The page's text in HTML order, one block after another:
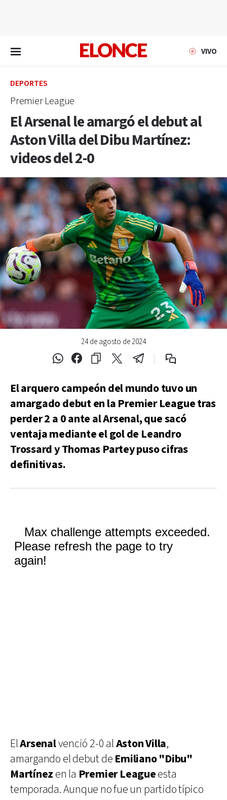
VIVO
DEPORTES
Premier League
El Arsenal le amargó el debut al
Aston Villa del Dibu Martínez:
videos del 2-0
24 de agosto de 2024
El arquero campeón del mundo tuvo un
amargado debut en la Premier League tras
perder 2 a 0 ante al Arsenal, que sacó
ventaja mediante el gol de Leandro
Trossard y Thomas Partey puso cifras
definitivas.
ElArsenalvenció 2-0 alAston Villa,
amargando el debut de Emiliano "Dibu"
Martínez en la Premier Leagueesta
temporada. Aunque no fue un partido típico